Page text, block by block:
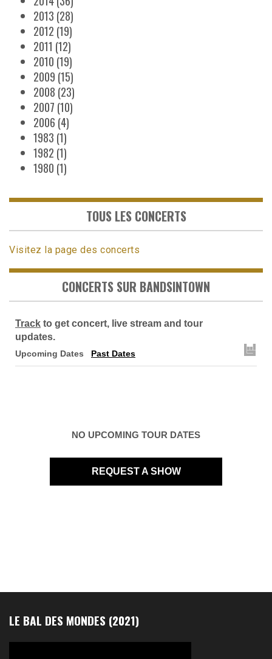
2013 (28)
2012 (19)
2011 (12)
2010 (19)
2009 (15)
2008 (23)
2007 (10)
2006 (4)
1983 (1)
1982 (1)
1980 (1)
TOUS LES CONCERTS
Visitez la page des concerts
CONCERTS SUR BANDSINTOWN
Track to get concert, live stream and tour
updates.
Upcoming Dates Past Dates
NO UPCOMING TOUR DATES
REQUEST A SHOW
LE BAL DES MONDES (2021)